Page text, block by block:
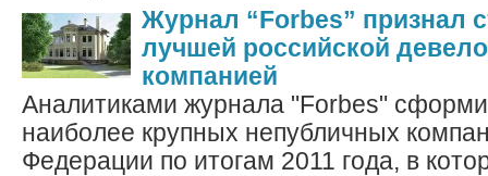
Журнал “Forbes” признал
лучшей российской
компанией
Аналитиками журнала "Forbes"
наиболее крупных непубличных
Федерации по итогам 2011 года, в